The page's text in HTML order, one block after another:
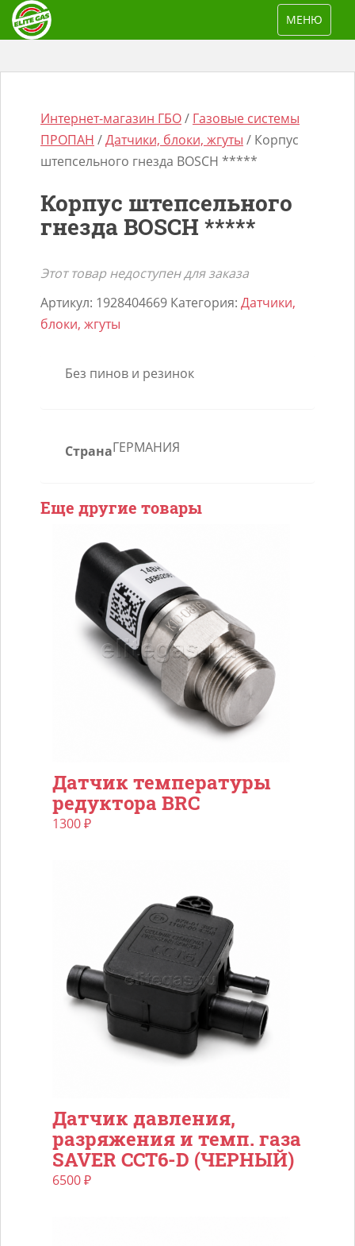
p
TOGGLE
МЕНЮ
Поиск
Интернет-магазин ГБО/ Газовые системы
ПРОПАН /Датчики, блоки, жгуты / Корпус
штепсельного гнезда BOSCH *****
Корпус штепсельного
гнезда BOSCH *****
Этот товар недоступен для заказа
Артикул: 1928404669 Категория: Датчики,
блоки, жгуты
Без пинов и резинок
СтранаГЕРМАНИЯ
Еще другие товары
Датчик температуры
редуктора BRC
1300₽
Датчик давления,
разряжения и темп. газа
SAVER CCT6-D (ЧЕРНЫЙ)
6500₽